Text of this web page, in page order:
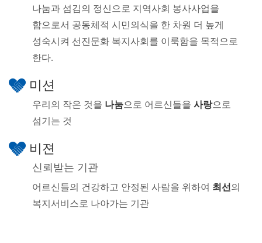
나눔과 섬김의 정신으로 지역사회 봉사사업을
함으로서 공동체적 시민의식을 한 차원 더 높게
성숙시켜 선진문화 복지사회를 이룩함을 목적으로
한다.
미션
우리의 작은 것을 나눔으로 어르신들을 사랑으로
섬기는 것
비젼
신뢰받는 기관
어르신들의 건강하고 안정된 사람을 위하여 최선 의
복지서비스로 나아가는 기관